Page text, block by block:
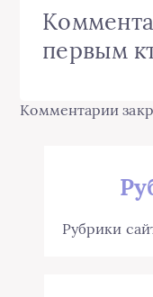
первым
Комментарии
Рубрики